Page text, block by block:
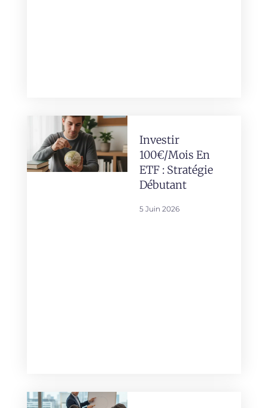
Investir
100€/mois En
ETF : Stratégie
Débutant
5 Juin 2026